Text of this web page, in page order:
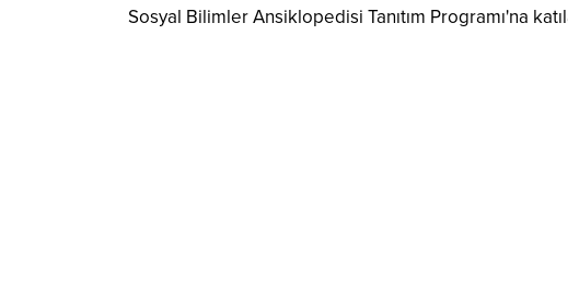
Sosyal Bilimler Ansiklopedisi Tanıtım Programı'na